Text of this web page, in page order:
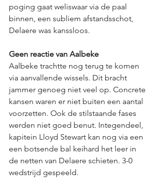
poging gaat weliswaar via de paal
binnen, een subliem afstandsschot,
Delaere was kanssloos.
Geen reactie van Aalbeke
Aalbeke trachtte nog terug te komen
via aanvallende wissels. Dit bracht
jammer genoeg niet veel op. Concrete
kansen waren er niet buiten een aantal
voorzetten. Ook de stilstaande fases
werden niet goed benut. Integendeel,
kapitein Lloyd Stewart kan nog via een
een botsende bal keihard het leer in
de netten van Delaere schieten. 3-0
wedstrijd gespeeld.